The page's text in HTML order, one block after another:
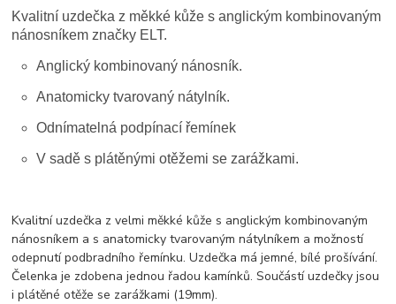
Kvalitní uzdečka z měkké kůže s anglickým kombinovaným
nánosníkem značky ELT.
Anglický kombinovaný nánosník.
Anatomicky tvarovaný nátylník.
Odnímatelná podpínací řemínek
V sadě s plátěnými otěžemi se zarážkami.
Kvalitní uzdečka z velmi měkké kůže s anglickým kombinovaným
nánosníkem a s anatomicky tvarovaným nátylníkem a možností
odepnutí podbradního řemínku. Uzdečka má jemné, bílé prošívání.
Čelenka je zdobena jednou řadou kamínků. Součástí uzdečky jsou
i plátěné otěže se zarážkami (19mm).